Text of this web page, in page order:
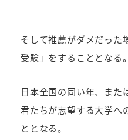
そして推薦がダメだった
受験」をすることとなる。
日本全国の同い年、また
君たちが志望する大学へ
ととなる。